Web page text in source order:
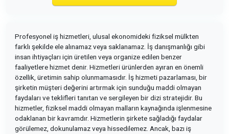
Profesyonel iş hizmetleri, ulusal ekonomideki fiziksel mülkten
farklı şekilde ele alınamaz veya saklanamaz. İş danışmanlığı gibi
insan ihtiyaçları için üretilen veya organize edilen benzer
faaliyetlere hizmet denir. Hizmetleri ürünlerden ayıran en önemli
özellik, üretimin sahip olunmamasıdır. İş hizmeti pazarlaması, bir
şirketin müşteri değerini artırmak için sunduğu maddi olmayan
faydaları ve teklifleri tanıtan ve sergileyen bir dizi stratejidir. Bu
hizmetler, fiziksel maddi olmayan malların kaynağında işlenmesine
odaklanan bir kavramdır. Hizmetlerin şirkete sağladığı faydalar
görülemez, dokunulamaz veya hissedilemez. Ancak, bazı iş